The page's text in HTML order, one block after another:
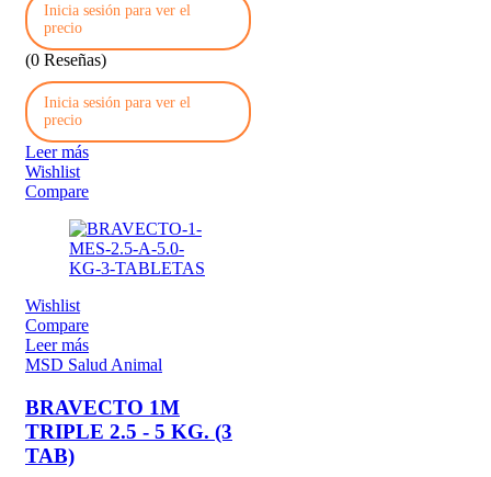
Inicia sesión para ver el
precio
(0 Reseñas)
Inicia sesión para ver el
precio
Leer más
Wishlist
Compare
Wishlist
Compare
Leer más
MSD Salud Animal
BRAVECTO 1M
TRIPLE 2.5 - 5 KG. (3
TAB)